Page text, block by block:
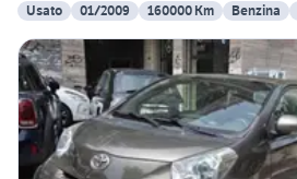
Usato
01/2009 160000 Km Benzina